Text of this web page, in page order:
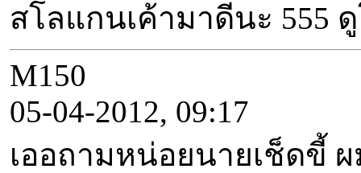
สโลแกนเค้ามาดีนะ 555
M150
05-04-2012, 09:17
เออถามหน่อยนายเช็ดขี้